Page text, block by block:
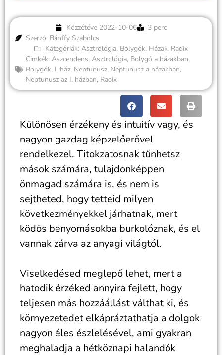
Közzétéve 2022-10-06
3 perc
Szerző: Bánffy Szabolcs
Kategóriák: Asztrológia, Bolygók, Házak, Radix
Cimkék: Aszcendens, Asztrológia, Bolygó a házakban,
Bolygók, I. ház, Neptunusz, Neptunusz a házakban,
Neptunusz az I. házban, Radix
Különösen érzékeny és intuitív vagy, és
nagyon gazdag képzelőerővel
rendelkezel. Titokzatosnak tűnhetsz
mások számára, tulajdonképpen
önmagad számára is, és nem is
sejtheted, hogy tetteid milyen
következményekkel járhatnak, mert
ködös benyomásokba burkolóznak, és el
vannak zárva az anyagi világtól.
Viselkedésed meglepő lehet, mert a
hatodik érzéked annyira fejlett, hogy
teljesen más hozzáállást válthat ki, és
környezetedet elkápráztathatja a dolgok
nagyon éles észlelésével, ami gyakran
meghaladja a hétköznapi halandók